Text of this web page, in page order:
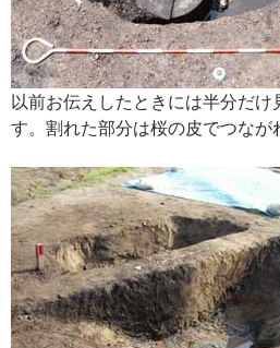
以前お伝えしたときには半分だ
す。割れた部分は桜の皮でつなが